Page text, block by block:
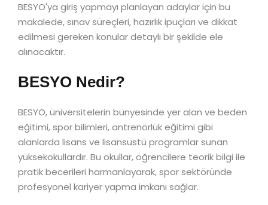
BESYO'ya giriş yapmayı planlayan adaylar için bu
makalede, sınav süreçleri, hazırlık ipuçları ve dikkat
edilmesi gereken konular detaylı bir şekilde ele
alınacaktır.
BESYO Nedir?
BESYO, üniversitelerin bünyesinde yer alan ve beden
eğitimi, spor bilimleri, antrenörlük eğitimi gibi
alanlarda lisans ve lisansüstü programlar sunan
yüksekokullardır. Bu okullar, öğrencilere teorik bilgi ile
pratik becerileri harmanlayarak, spor sektöründe
profesyonel kariyer yapma imkanı sağlar.